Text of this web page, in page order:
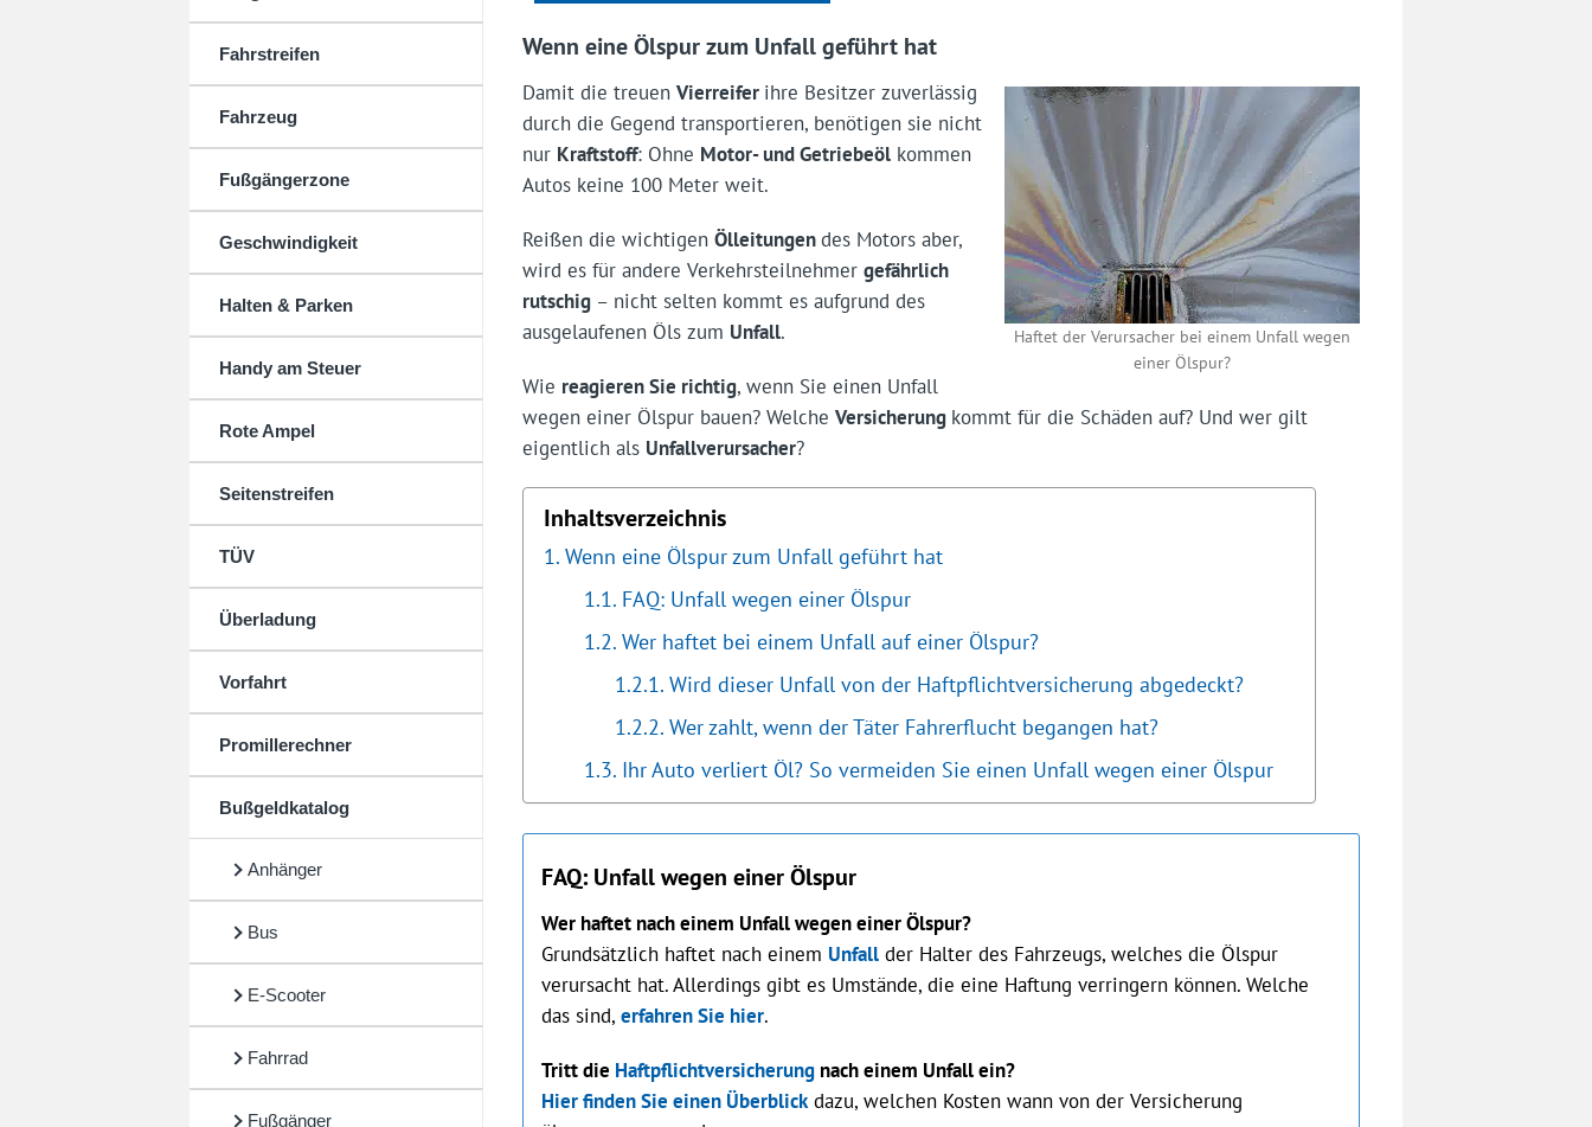
Fahrstreifen
Fahrzeug
Fußgängerzone
Geschwindigkeit
Halten & Parken
Handy am Steuer
Rote Ampel
Seitenstreifen
TÜV
Überladung
Vorfahrt
Promillerechner
Bußgeldkatalog
Anhänger
Bus
E-Scooter
Fahrrad
Fußgänger
Wenn eine Ölspur zum Unfall geführt hat
Haftet der Verursacher bei einem Unfall wegen
einer Ölspur?
Damit die treuen Vierreifer ihre Besitzer zuverlässig
durch die Gegend transportieren, benötigen sie nicht
nur Kraftstoff: Ohne Motor- und Getriebeölkommen
Autos keine 100 Meter weit.
Reißen die wichtigen Ölleitungendes Motors aber,
wird es für andere Verkehrsteilnehmer gefährlich
rutschig– nicht selten kommt es aufgrund des
ausgelaufenen Öls zum Unfall.
Wie reagieren Sie richtig, wenn Sie einen Unfall
wegen einer Ölspur bauen? Welche Versicherung kommt für die Schäden auf? Und wer gilt
eigentlich als Unfallverursacher?
Inhaltsverzeichnis
Wenn eine Ölspur zum Unfall geführt hat
FAQ: Unfall wegen einer Ölspur
Wer haftet bei einem Unfall auf einer Ölspur?
Wird dieser Unfall von der Haftpflichtversicherung abgedeckt?
Wer zahlt, wenn der Täter Fahrerflucht begangen hat?
Ihr Auto verliert Öl? So vermeiden Sie einen Unfall wegen einer Ölspur
FAQ: Unfall wegen einer Ölspur
Wer haftet nach einem Unfall wegen einer Ölspur?
Grundsätzlich haftet nach einem Unfallder Halter des Fahrzeugs, welches die Ölspur
verursacht hat. Allerdings gibt es Umstände, die eine Haftung verringern können. Welche
das sind, erfahren Sie hier.
Tritt die Haftpflichtversicherungnach einem Unfall ein?
Hier finden Sie einen Überblickdazu, welchen Kosten wann von der Versicherung